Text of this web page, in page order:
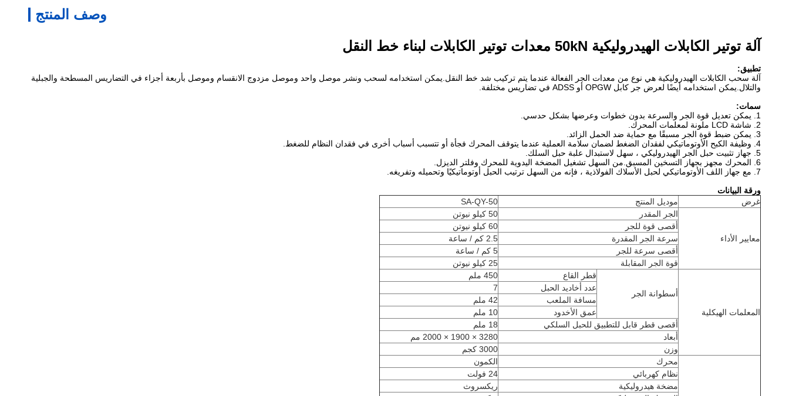
وصف المنتج
آلة توتير الكابلات الهيدروليكية 50kN معدات توتير الكابلات لبناء خط النقل
تطبيق:
آلة سحب الكابلات الهيدروليكية هي نوع من معدات الجر الفعالة عندما يتم تركيب شد خط النقل.يمكن استخدامه لسحب ونشر موصل واحد وموصل مزدوج الانقسام وموصل بأربعة أجزاء في التضاريس المسطحة والجبلية
والتلال.يمكن استخدامه أيضًا لعرض جر كابل OPGW أو ADSS في تضاريس مختلفة.
سمات:
1. يمكن تعديل قوة الجر والسرعة بدون خطوات وعرضها بشكل حدسي.
2. شاشة LCD ملونة لمعلمات المحرك.
3. يمكن ضبط قوة الجر مسبقًا مع حماية ضد الحمل الزائد.
4. وظيفة الكبح الأوتوماتيكي لفقدان الضغط لضمان سلامة العملية عندما يتوقف المحرك فجأة أو تتسبب أسباب أخرى في فقدان النظام للضغط.
5. جهاز تثبيت حبل الجر الهيدروليكي ، سهل لاستبدال علبة حبل السلك.
6. المحرك مجهز بجهاز التسخين المسبق.من السهل تشغيل المضخة اليدوية للمحرك وفلتر الديزل.
7. مع جهاز اللف الأوتوماتيكي لحبل الأسلاك الفولاذية ، فإنه من السهل ترتيب الحبل أوتوماتيكيًا وتحميله وتفريغه.
ورقة البيانات
غرض
موديل المنتج SA-QY-50
معايير الأداء
الجر المقدر
50 كيلو نيوتن
أقصى قوة للجر
60 كيلو نيوتن
سرعة الجر المقدرة
2.5 كم / ساعة
أقصى سرعة للجر
5 كم / ساعة
قوة الجر المقابلة
25 كيلو نيوتن
المعلمات الهيكلية
أسطوانة الجر
قطر القاع
450 ملم
عدد أخاديد الحبل
7
مسافة الملعب
42 ملم
عمق الأخدود
10 ملم
أقصى قطر قابل للتطبيق للحبل السلكي
18 ملم
أبعاد
3280 × 1900 × 2000 مم
وزن
3000 كجم
محرك
الكمون
نظام كهربائي
24 فولت
مضخة هيدروليكية
ريكسروث